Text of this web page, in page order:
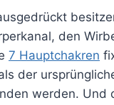
den
7 Hauptchakren
der
werden. Und